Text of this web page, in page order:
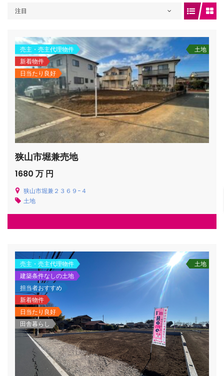
注目
売主・売主代理物件
新着物件
日当たり良好
土地
狭山市堀兼売地
1680 万 円
狭山市堀兼２３６９−４
土地
売主・売主代理物件
建築条件なしの土地
担当者おすすめ
新着物件
日当たり良好
田舎暮らし
土地
top-
manager/wp-
top-
manager/wp-
top-